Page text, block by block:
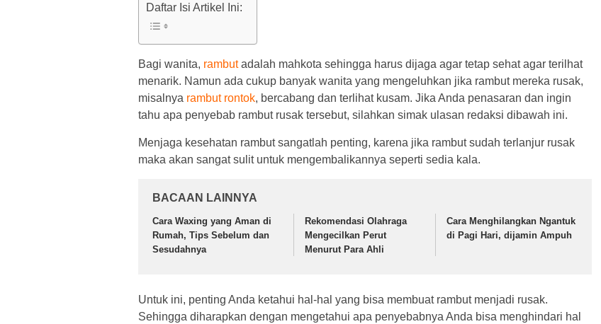
Daftar Isi Artikel Ini:
Bagi wanita, rambutadalah mahkota sehingga harus dijaga agar tetap sehat agar terilhat
menarik. Namun ada cukup banyak wanita yang mengeluhkan jika rambut mereka rusak,
misalnya rambut rontok, bercabang dan terlihat kusam. Jika Anda penasaran dan ingin
tahu apa penyebab rambut rusak tersebut, silahkan simak ulasan redaksi dibawah ini.
Menjaga kesehatan rambut sangatlah penting, karena jika rambut sudah terlanjur rusak
maka akan sangat sulit untuk mengembalikannya seperti sedia kala.
BACAAN LAINNYA
Cara Waxing yang Aman di
Rumah, Tips Sebelum dan
Sesudahnya
Rekomendasi Olahraga
Mengecilkan Perut
Menurut Para Ahli
Cara Menghilangkan Ngantuk
di Pagi Hari, dijamin Ampuh
Untuk ini, penting Anda ketahui hal-hal yang bisa membuat rambut menjadi rusak.
Sehingga diharapkan dengan mengetahui apa penyebabnya Anda bisa menghindari hal